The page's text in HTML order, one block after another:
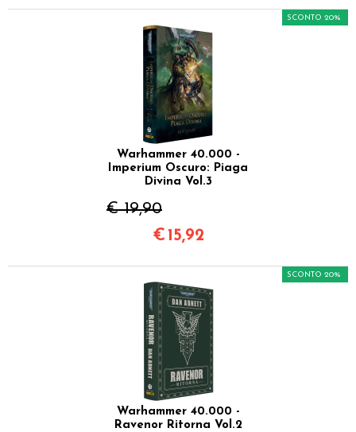
Warhammer 40.000 -
Imperium Oscuro: Piaga
Divina Vol.3
€ 19,90
SCONTO 20%
€ 15,92
Warhammer 40.000 -
Ravenor Ritorna Vol.2
SCONTO 20%